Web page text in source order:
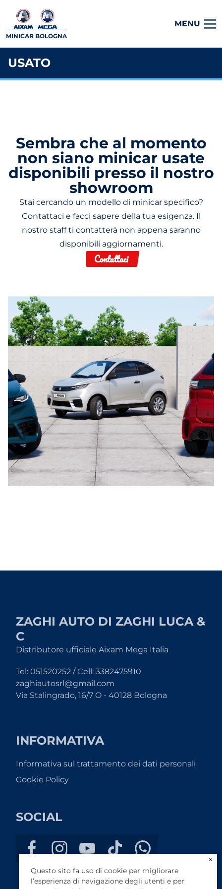
MINICAR BOLOGNA
MENU
USATO
Sembra che al momento
non siano minicar usate
disponibili presso il nostro
showroom
Stai cercando un modello di minicar specifico?
Contattaci e facci sapere della tua esigenza. Il
nostro staff ti contatterà non appena saranno
disponibili aggiornamenti.
Contattaci
ZAGHI AUTO DI ZAGHI LUCA &
C
Distributore ufficiale Aixam Mega Italia
Tel: 051520252 / Cell: 3382475910
zaghiautosrl@gmail.com
Via Stalingrado, 16/7 O - 40128 Bologna
INFORMATIVA
Informativa sul trattamento dei dati personali
Cookie Policy
SOCIAL
×
Questo sito fa uso di cookie per migliorare
l’esperienza di navigazione degli utenti e per